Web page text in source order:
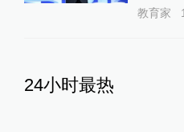
教育家
24小时最热